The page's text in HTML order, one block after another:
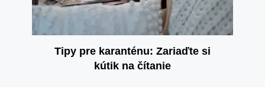
Tipy pre karanténu: Zariaďte si
kútik na čítanie